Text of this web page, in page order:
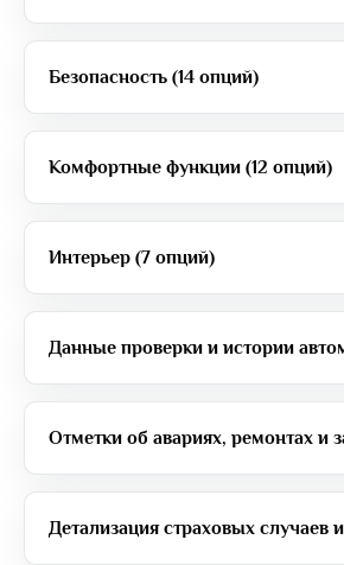
Безопасность (14 опций)
Комфортные функции (12 опций)
Интерьер (7 опций)
Данные проверки и истории
Отметки об авариях, ремонтах и
Детализация страховых случаев